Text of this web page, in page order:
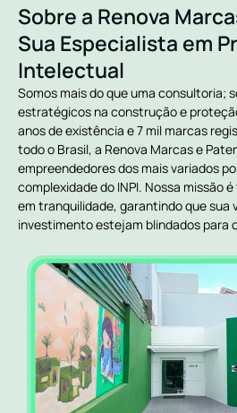
Sobre a Renova
Sua Especialista em
Intelectual
Somos mais do que uma consultoria;
estratégicos na construção e
anos de existência e 7 mil marcas
todo o Brasil, a Renova Marcas e
empreendedores dos mais variados
complexidade do INPI. Nossa missão
em tranquilidade, garantindo que sua
investimento estejam blindados para